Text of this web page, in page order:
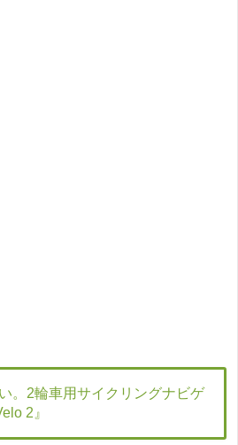
。2輪車用サイクリングナビゲ
2』